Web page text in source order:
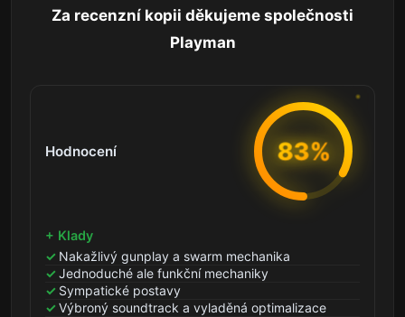
Za recenzní kopii děkujeme společnosti
Playman
Hodnocení 83%
+ Klady
Nakažlivý gunplay a swarm mechanika
Jednoduché ale funkční mechaniky
Sympatické postavy
Výbroný soundtrack a vyladěná optimalizace